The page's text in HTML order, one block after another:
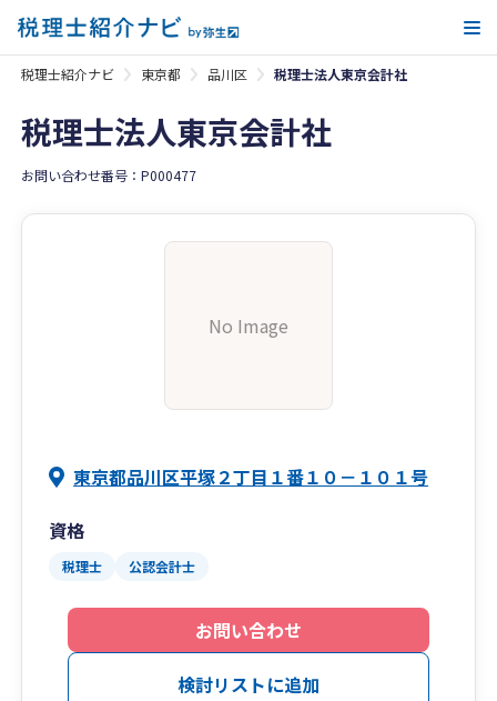
税理士紹介ナビ 東京都 品川区 税理士法人東京会計社
税理士法人東京会計社
お問い合わせ番号：P000477
No Image
東京都品川区平塚２丁目１番１０－１０１号
資格
税理士 公認会計士
お問い合わせ
検討リストに追加